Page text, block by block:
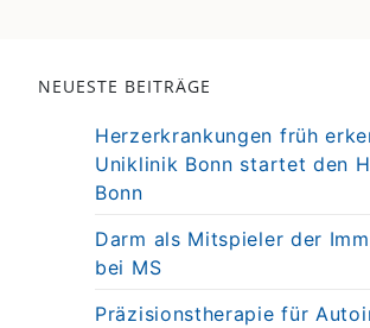
NEUESTE BEITRÄGE
Herzerkrankungen früh
Uniklinik Bonn startet den
Bonn
Darm als Mitspieler der
bei MS
Präzisionstherapie für